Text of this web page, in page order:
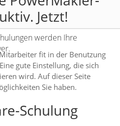
Jetzt!
werden Ihre
fit in der Benutzung
gute Einstellung, die sich
wird. Auf dieser Seite
Sie haben.
Schulung